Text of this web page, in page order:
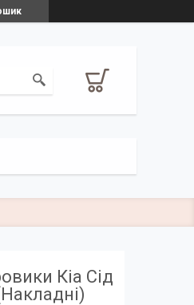
Кіа Сід